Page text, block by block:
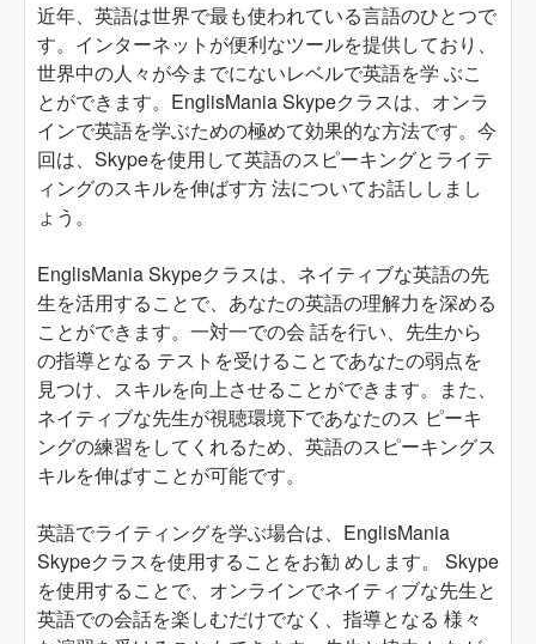
近年、英語は世界で最も使われている言語のひとつで
す。インターネットが便利なツールを提供しており、
世界中の人々が今までにないレベルで英語を学 ぶこ
とができます。EnglisMania Skypeクラスは、オンラ
インで英語を学ぶための極めて効果的な方法です。今
回は、Skypeを使用して英語のスピーキングとライテ
ィングのスキルを伸ばす方 法についてお話ししまし
ょう。
EnglisMania Skypeクラスは、ネイティブな英語の先
生を活用することで、あなたの英語の理解力を深める
ことができます。一対一での会 話を行い、先生から
の指導となる テストを受けることであなたの弱点を
見つけ、スキルを向上させることができます。また、
ネイティブな先生が視聴環境下であなたのス ピーキ
ングの練習をしてくれるため、英語のスピーキングス
キルを伸ばすことが可能です。
英語でライティングを学ぶ場合は、EnglisMania
Skypeクラスを使用することをお勧 めします。 Skype
を使用することで、オンラインでネイティブな先生と
英語での会話を楽しむだけでなく、指導となる 様々